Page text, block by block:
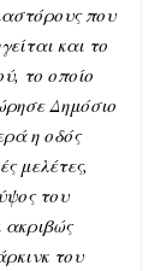
που
και το
το οποίο
Δημόσιο
η οδός
μελέτες,
του
ακριβώς
του